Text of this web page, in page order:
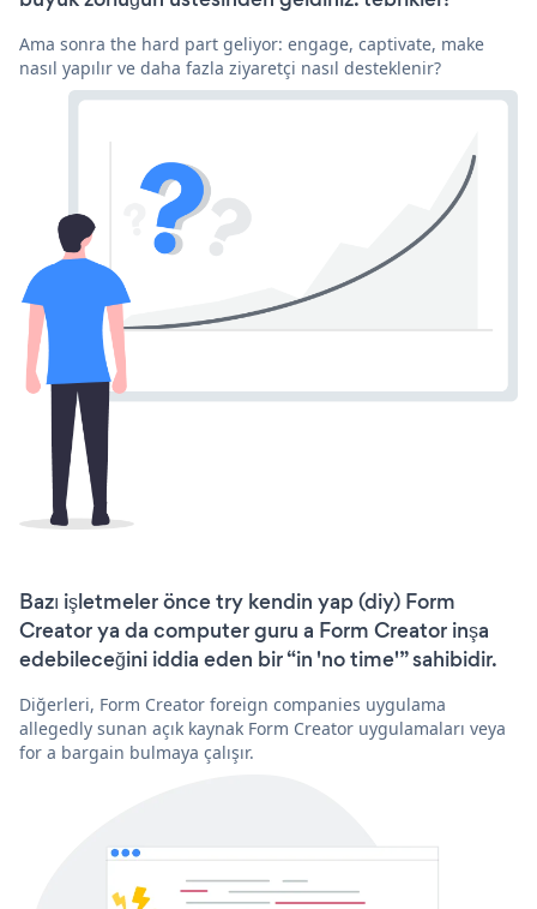
Ama sonra the hard part geliyor: engage, captivate, make
nasıl yapılır ve daha fazla ziyaretçi nasıl desteklenir?
Bazı işletmeler önce try kendin yap (diy) Form
Creator ya da computer guru a Form Creator inşa
edebileceğini iddia eden bir “in 'no time'” sahibidir.
Diğerleri, Form Creator foreign companies uygulama
allegedly sunan açık kaynak Form Creator uygulamaları veya
for a bargain bulmaya çalışır.